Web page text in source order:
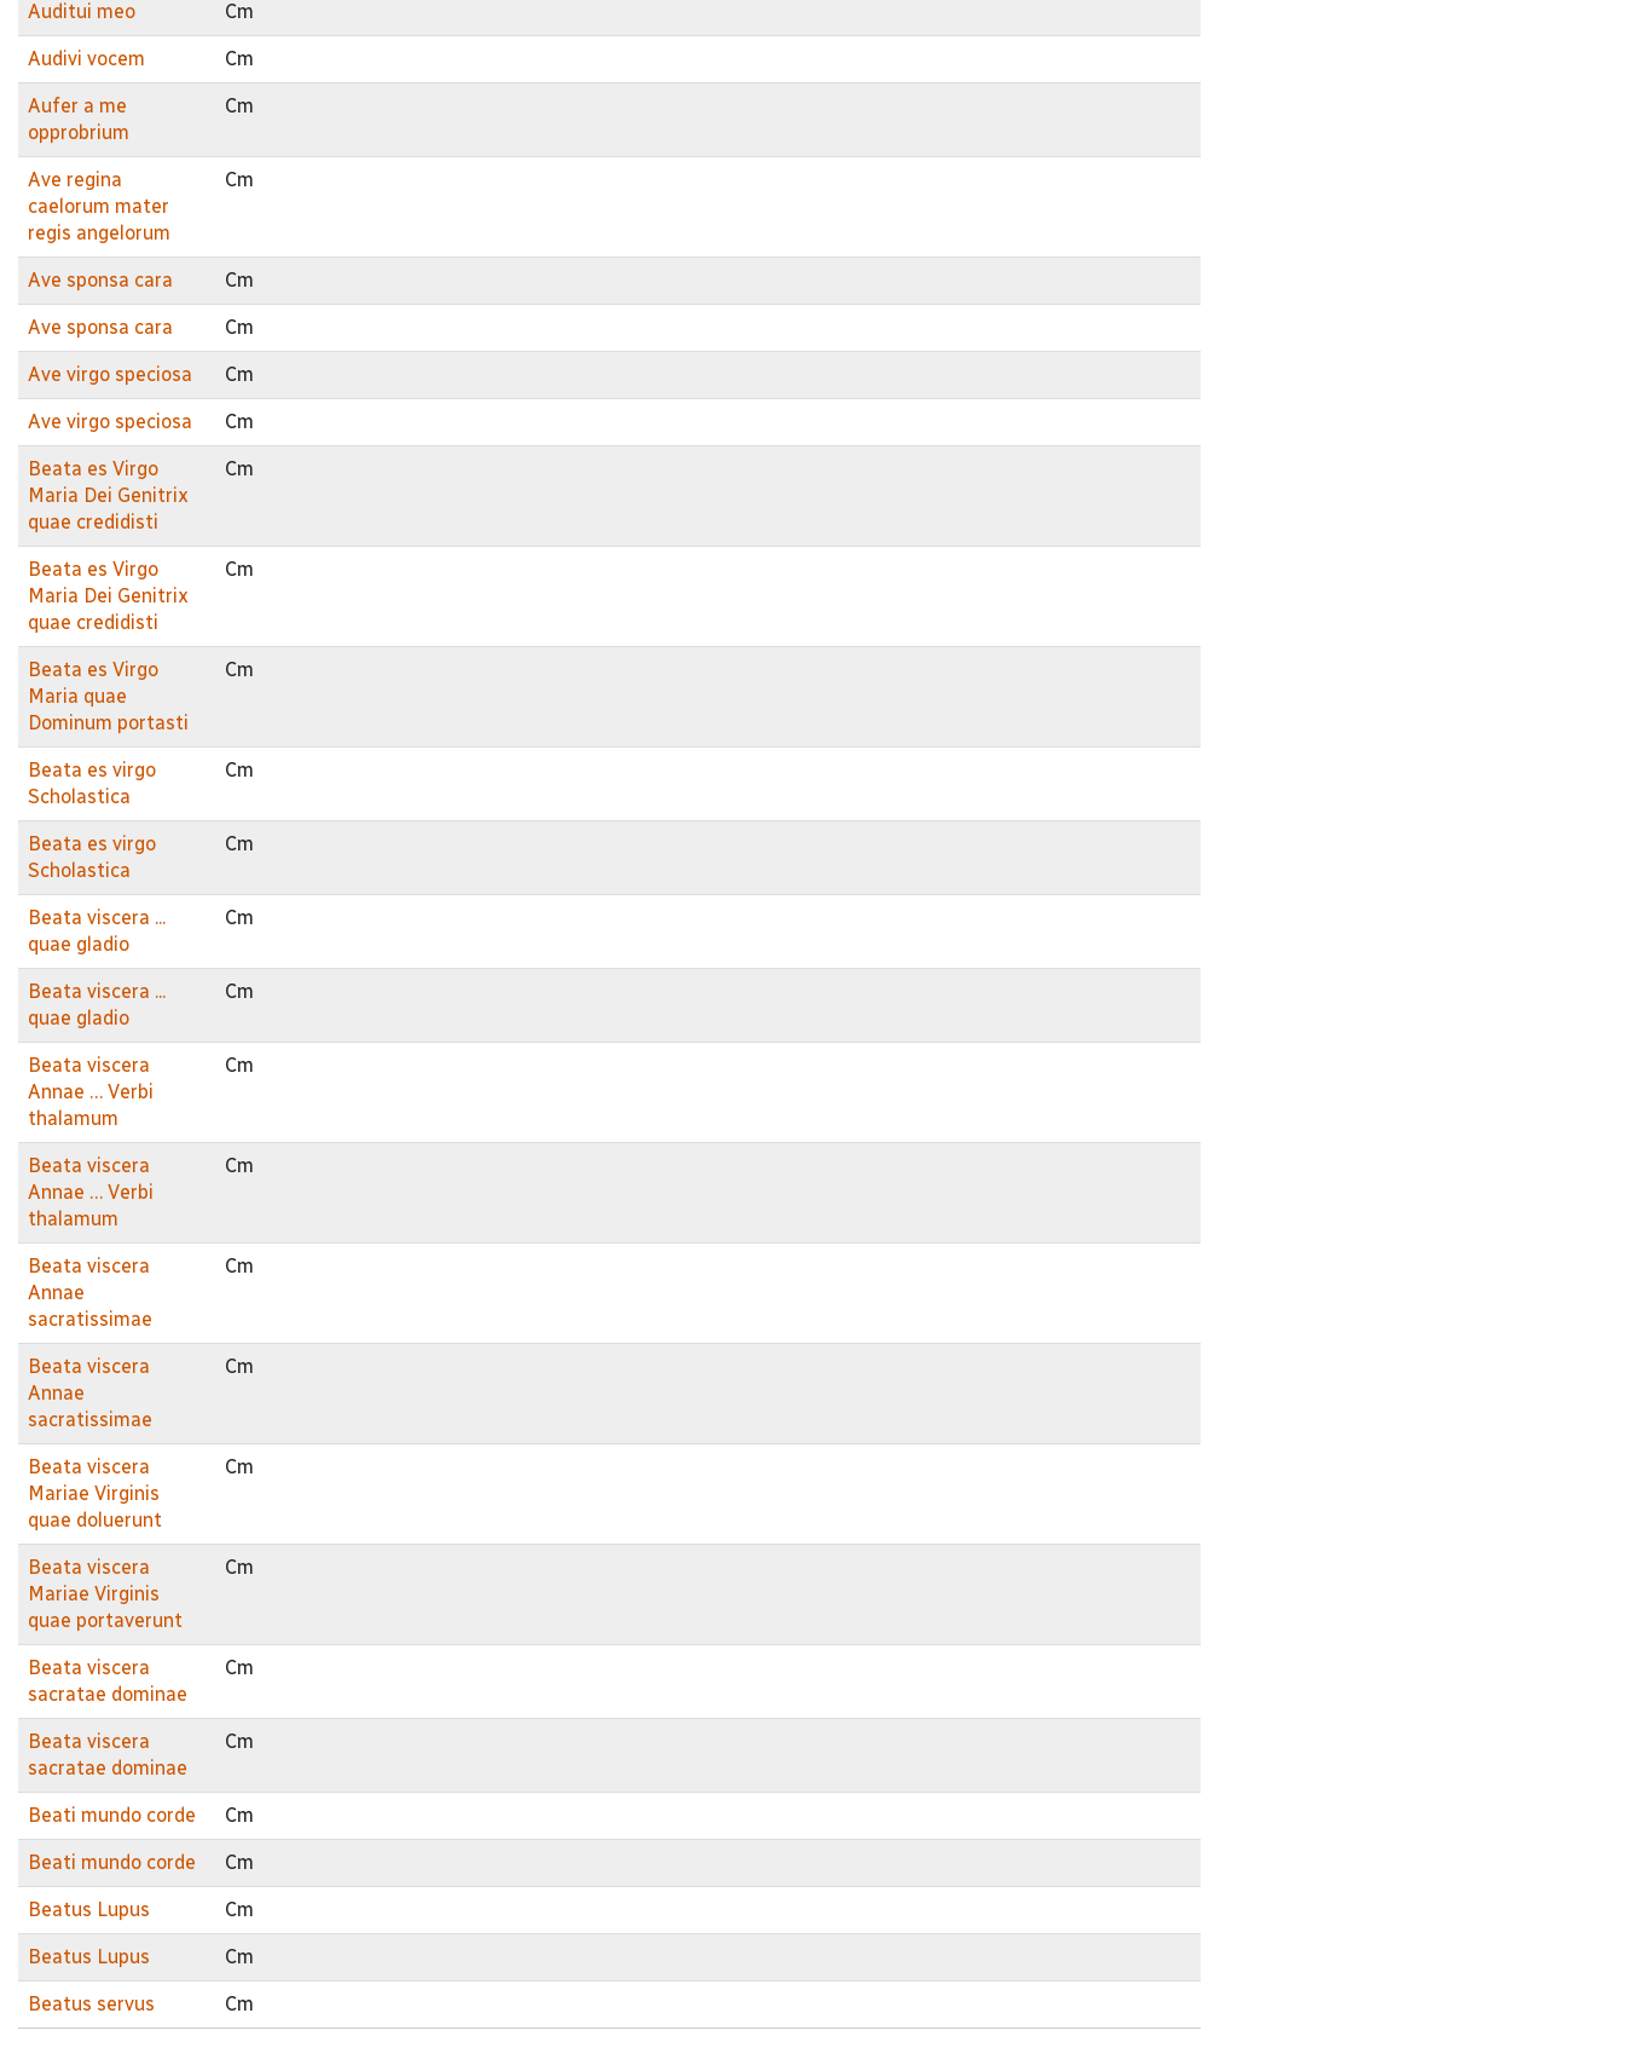
Auditui meo Cm
Audivi vocem Cm
Aufer a me
opprobrium
Cm
Ave regina
caelorum mater
regis angelorum
Cm
Ave sponsa cara Cm
Ave sponsa cara Cm
Ave virgo speciosa Cm
Ave virgo speciosa Cm
Beata es Virgo
Maria Dei Genitrix
quae credidisti
Cm
Beata es Virgo
Maria Dei Genitrix
quae credidisti
Cm
Beata es Virgo
Maria quae
Dominum portasti
Cm
Beata es virgo
Scholastica
Cm
Beata es virgo
Scholastica
Cm
Beata viscera ...
quae gladio
Cm
Beata viscera ...
quae gladio
Cm
Beata viscera
Annae … Verbi
thalamum
Cm
Beata viscera
Annae … Verbi
thalamum
Cm
Beata viscera
Annae
sacratissimae
Cm
Beata viscera
Annae
sacratissimae
Cm
Beata viscera
Mariae Virginis
quae doluerunt
Cm
Beata viscera
Mariae Virginis
quae portaverunt
Cm
Beata viscera
sacratae dominae
Cm
Beata viscera
sacratae dominae
Cm
Beati mundo corde Cm
Beati mundo corde Cm
Beatus Lupus Cm
Beatus Lupus Cm
Beatus servus Cm